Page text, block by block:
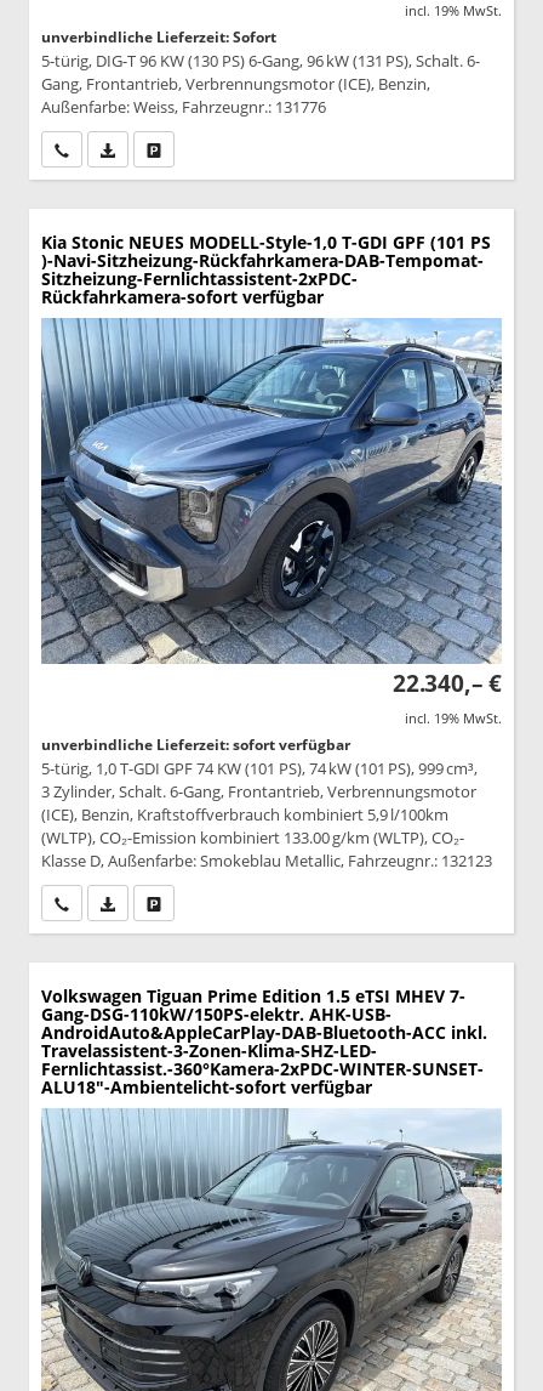
incl. 19% MwSt.
unverbindliche Lieferzeit: Sofort
5-türig, DIG-T 96 KW (130 PS) 6-Gang, 96 kW (131 PS), Schalt. 6-
Gang, Frontantrieb, Verbrennungsmotor (ICE), Benzin,
Außenfarbe: Weiss, Fahrzeugnr.: 131776
Wir rufen Sie anPDF-Datei, Fahrzeugexposé drucken
Kia Stonic NEUES MODELL-Style-1,0 T-GDI GPF (101 PS
)-Navi-Sitzheizung-Rückfahrkamera-DAB-Tempomat-
Sitzheizung-Fernlichtassistent-2xPDC-
Rückfahrkamera-sofort verfügbar
22.340,– €
incl. 19% MwSt.
unverbindliche Lieferzeit: sofort verfügbar
5-türig, 1,0 T-GDI GPF 74 KW (101 PS), 74 kW (101 PS), 999 cm³,
3 Zylinder, Schalt. 6-Gang, Frontantrieb, Verbrennungsmotor
(ICE), Benzin, Kraftstoffverbrauch kombiniert 5,9 l/100km
(WLTP), CO₂-Emission kombiniert 133.00 g/km (WLTP), CO₂-
Klasse D, Außenfarbe: Smokeblau Metallic, Fahrzeugnr.: 132123
Wir rufen Sie anPDF-Datei, Fahrzeugexposé drucken
Volkswagen Tiguan Prime Edition 1.5 eTSI MHEV 7-
Gang-DSG-110kW/150PS-elektr. AHK-USB-
AndroidAuto&AppleCarPlay-DAB-Bluetooth-ACC inkl.
Travelassistent-3-Zonen-Klima-SHZ-LED-
Fernlichtassist.-360°Kamera-2xPDC-WINTER-SUNSET-
ALU18"-Ambientelicht-sofort verfügbar